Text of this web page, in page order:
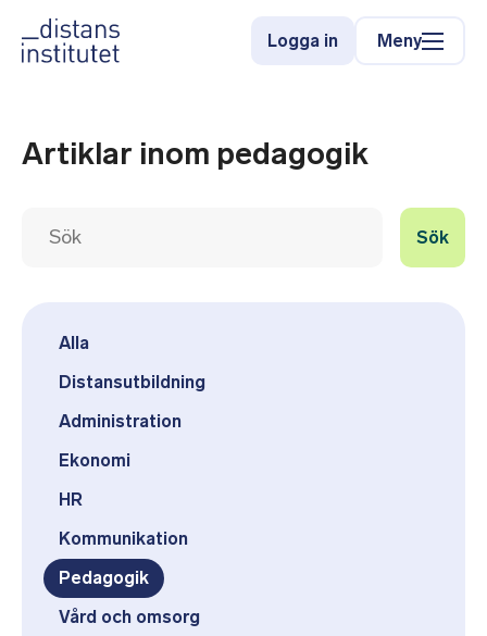
Logga in Meny
Artiklar inom pedagogik
Sök
Alla
Distansutbildning
Administration
Ekonomi
HR
Kommunikation
Pedagogik
Vård och omsorg